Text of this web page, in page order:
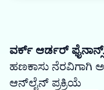
ವರ್ಕ್ ಆರ್ಡರ್ ಫೈನಾನ್ಸ್
ಹಣಕಾಸು ನೆರವಿಗಾಗಿ
ಆನ್‌ಲೈನ್ ಪ್ರಕ್ರಿಯೆ